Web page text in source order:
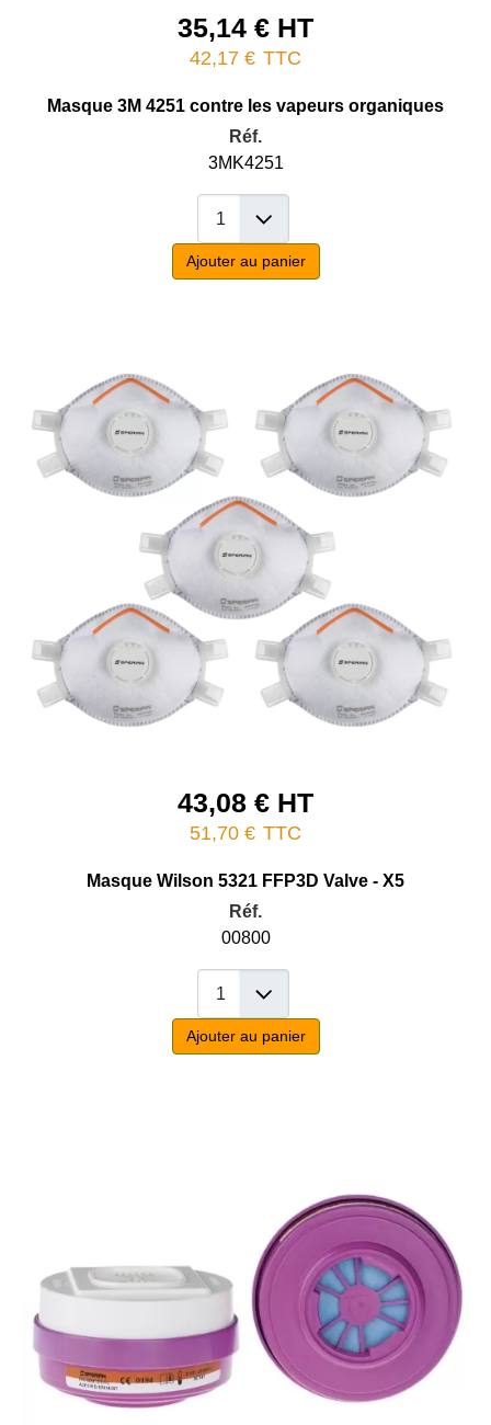
35,14 € HT
42,17 € TTC
Masque 3M 4251 contre les vapeurs organiques
Réf.
3MK4251
Ajouter au panier
43,08 € HT
51,70 € TTC
Masque Wilson 5321 FFP3D Valve - X5
Réf.
00800
Ajouter au panier